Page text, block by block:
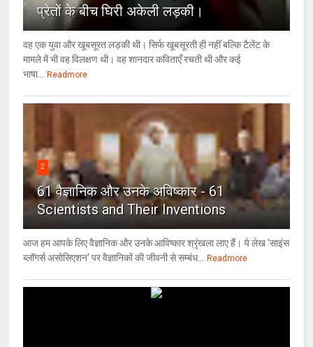
प्रेतों के बीच घिरी अकेली लड़की।
वह एक युवा और खूबसूरत लड़की थी। सिर्फ खूबसूरती ही नहीं बल्कि टैलेंट के
मामले में भी वह विलक्षण थी। वह शानदार कविताएँ रचती थी और कई
भाषा...
Readmore
2
61 वैज्ञानिक और उनके अविष्कार - 61
Scientists and Their Inventions
आज हम आपके लिए वैज्ञानिक और उनके आविष्कार श्रृंखला लाए हैं। ये लेख 'साइंस
ब्लॉगर्स असोसिएशन' पर वैज्ञा‍निकों की जीवनी से सम्बंध...
Readmore